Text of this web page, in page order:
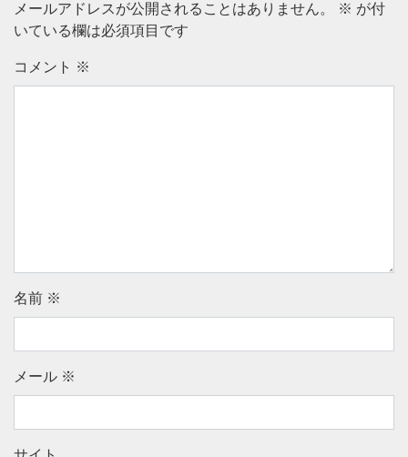
メールアドレスが公開されることはありません。 ※ が付
いている欄は必須項目です
コメント ※
名前 ※
メール ※